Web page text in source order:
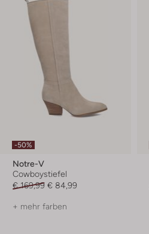
-50%
Notre-V
Cowboystiefel
€ 169,99 € 84,99
+ mehr farben